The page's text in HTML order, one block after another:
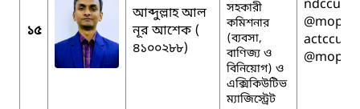
১৫
আব্দুল্লাহ আল
নূর আশেক (
৪১০০২৮৮)
সহকারী
কমিশনার
(ব্যবসা,
বাণিজ্য ও
বিনিয়োগ) ও
এক্সিকিউটিভ
ম্যাজিস্ট্রেট